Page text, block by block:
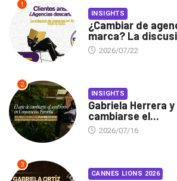
1
INSIGHTS
¿Cambiar de
marca? La
2026/07/22
2
INSIGHTS
Gabriela Herrera
cambiarse el...
2026/07/16
3
CANNES LIONS 2026